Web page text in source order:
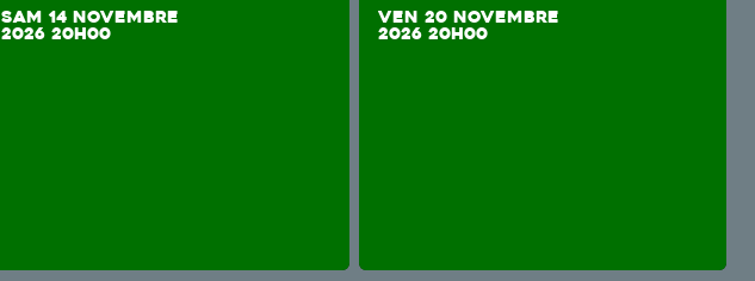
SAM 14 NOVEMBRE
2026 20H00
VEN 20 NOVEMBRE
2026 20H00